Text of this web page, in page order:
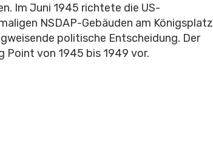
Im Juni 1945 richtete die US-
NSDAP-Gebäuden am Königsplatz
politische Entscheidung. Der
Point von 1945 bis 1949 vor.